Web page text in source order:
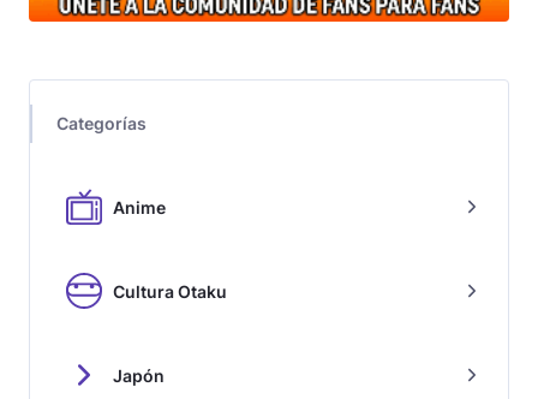
Categorías
Anime
Cultura Otaku
Japón